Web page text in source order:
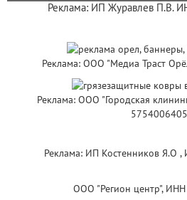
Реклама: ИП Журавлев П.В.
Реклама: ООО "Медиа Траст
Реклама: ООО "Городская
5754006405
Реклама: ИП Костенников Я.О
ООО "Регион центр",